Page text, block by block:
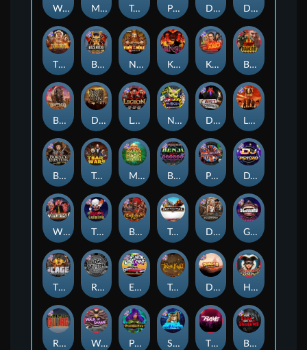
Kill Em All Blood Diamond
Nexus Fire In The Hole xBomb
Dead Men Walking
Tsar Wars
Munchies
Nexus Outsourced
Tombstone No Mercy
Kiss My Chainsaw
Book Of Shadows
Rock Bottom
The Cage
Space Donkey
Bounty Hunters xNudge®
Warrior Graveyard xNudge
Little Bighorn
Benji Killed in Vegas
Barbarian Fury
Poison Eve
Devil's Crossroad
Dragon Tribe
Gluttony
Mayan Magic Wildfire
Possessed
Legion X
Deadwood xNudge
Disturbed
DJ Psycho
Buffalo Hunter
Tombstone
Punk Rocker
East Coast Vs West Coast
The Creepy Carnival
Whacked
Harlequin Carnival
Walk of Shame
Remember Gulag
True kult
Bushido Way xNudge
D Day
The Border
The Rave